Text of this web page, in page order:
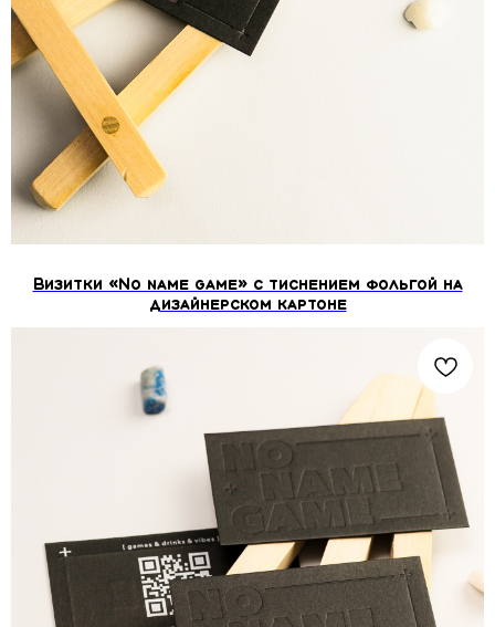
Визитки «No name gаme» с тиснением фольгой на
дизайнерском картоне